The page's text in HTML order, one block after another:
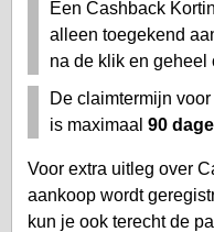
Een Cashback
alleen toegekend
na de klik en geheel
De claimtermijn
is maximaal 90
Voor extra uitleg over
aankoop wordt
kun je ook terecht de